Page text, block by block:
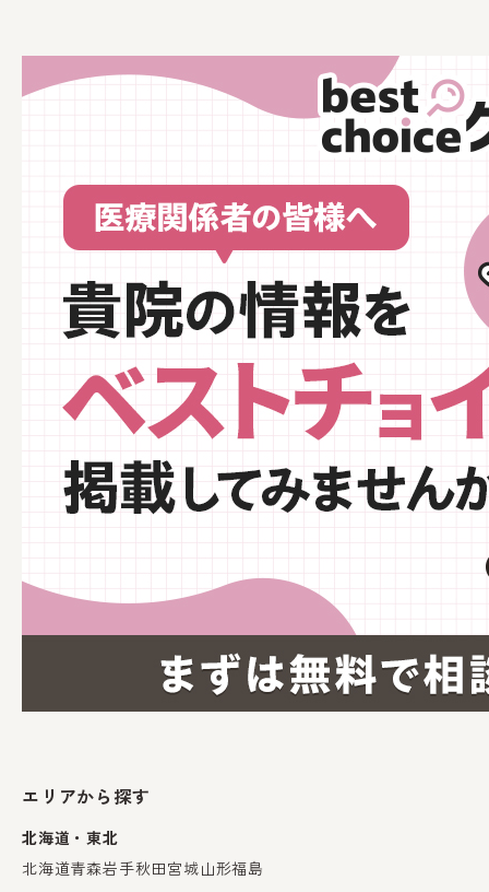
エリアから探す
北海道・東北
北海道青森岩手秋田宮城山形福島